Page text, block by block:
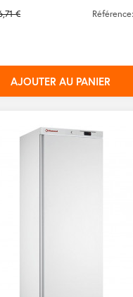
€
AJOUTER AU PANIER